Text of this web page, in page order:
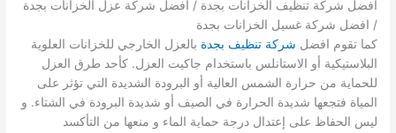
افضل شركة تنظيف الخزانات بجدة / افضل شركة عزل الخزانات بجدة
/ افضل شركة غسيل الخزانات بجدة
كما تقوم افضل شركة تنظيف بجدة بالعزل الخارجي للخزانات العلوية
البلاستيكية أو الاستانلس باستخدام جاكيت العزل. كأحد طرق العزل
للحماية من حرارة الشمس العالية أو البرودة الشديدة التي تؤثر على
المياة فتجعها شديدة الحرارة في الصيف أو شديدة البرودة في الشتاء. و
ليس الحفاظ على إعتدال درجة حماية الماء و منعها من التأكسد